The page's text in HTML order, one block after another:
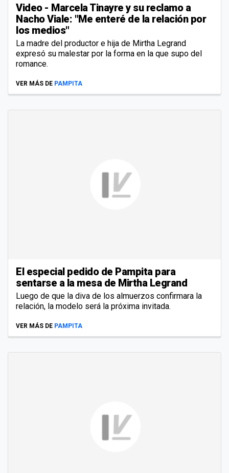
Video - Marcela Tinayre y su reclamo a
Nacho Viale: "Me enteré de la relación por
los medios"
La madre del productor e hija de Mirtha Legrand
expresó su malestar por la forma en la que supo del
romance.
VER MÁS DE PAMPITA
El especial pedido de Pampita para
sentarse a la mesa de Mirtha Legrand
Luego de que la diva de los almuerzos confirmara la
relación, la modelo será la próxima invitada.
VER MÁS DE PAMPITA